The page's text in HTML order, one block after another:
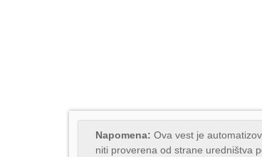
Napomena: Ova vest je
niti proverena od strane uredništva